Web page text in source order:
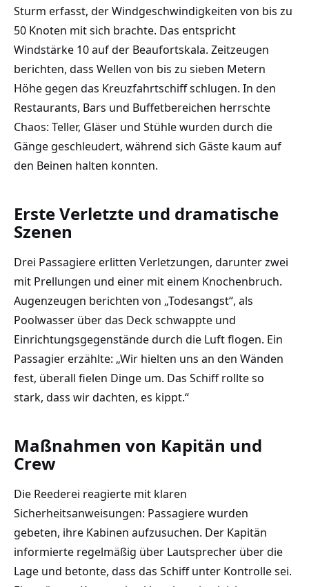
Sturm erfasst, der Windgeschwindigkeiten von bis zu
50 Knoten mit sich brachte. Das entspricht
Windstärke 10 auf der Beaufortskala. Zeitzeugen
berichten, dass Wellen von bis zu sieben Metern
Höhe gegen das Kreuzfahrtschiff schlugen. In den
Restaurants, Bars und Buffetbereichen herrschte
Chaos: Teller, Gläser und Stühle wurden durch die
Gänge geschleudert, während sich Gäste kaum auf
den Beinen halten konnten.
Erste Verletzte und dramatische
Szenen
Drei Passagiere erlitten Verletzungen, darunter zwei
mit Prellungen und einer mit einem Knochenbruch.
Augenzeugen berichten von „Todesangst“, als
Poolwasser über das Deck schwappte und
Einrichtungsgegenstände durch die Luft flogen. Ein
Passagier erzählte: „Wir hielten uns an den Wänden
fest, überall fielen Dinge um. Das Schiff rollte so
stark, dass wir dachten, es kippt.“
Maßnahmen von Kapitän und
Crew
Die Reederei reagierte mit klaren
Sicherheitsanweisungen: Passagiere wurden
gebeten, ihre Kabinen aufzusuchen. Der Kapitän
informierte regelmäßig über Lautsprecher über die
Lage und betonte, dass das Schiff unter Kontrolle sei.